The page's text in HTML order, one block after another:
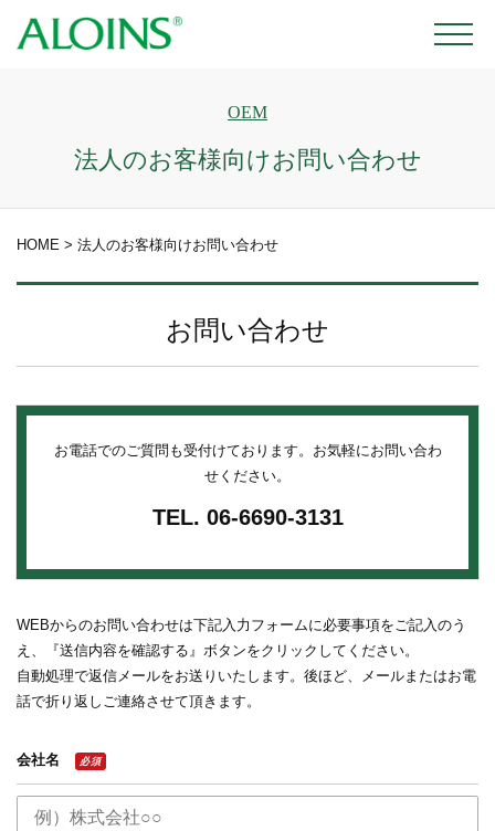
OEM
法人のお客様向けお問い合わせ
HOME > 法人のお客様向けお問い合わせ
お問い合わせ
お電話でのご質問も受付けております。お気軽にお問い合わ
せください。
TEL. 06-6690-3131
WEBからのお問い合わせは下記入力フォームに必要事項をご記入のう
え、『送信内容を確認する』ボタンをクリックしてください。
自動処理で返信メールをお送りいたします。後ほど、メールまたはお電
話で折り返しご連絡させて頂きます。
会社名 必須